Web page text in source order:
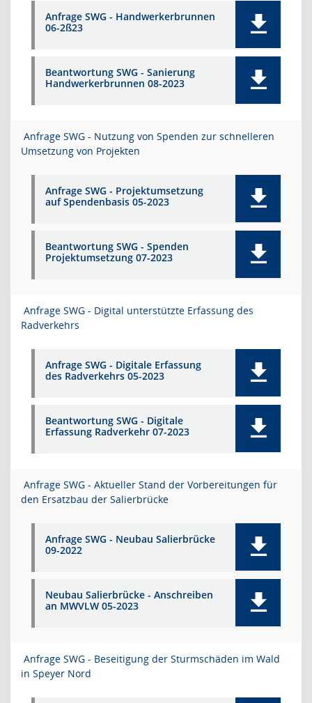
Anfrage SWG - Handwerkerbrunnen
06-2ß23
Beantwortung SWG - Sanierung
Handwerkerbrunnen 08-2023
Anfrage SWG - Nutzung von Spenden zur schnelleren
Umsetzung von Projekten
Anfrage SWG - Projektumsetzung
auf Spendenbasis 05-2023
Beantwortung SWG - Spenden
Projektumsetzung 07-2023
Anfrage SWG - Digital unterstützte Erfassung des
Radverkehrs
Anfrage SWG - Digitale Erfassung
des Radverkehrs 05-2023
Beantwortung SWG - Digitale
Erfassung Radverkehr 07-2023
Anfrage SWG - Aktueller Stand der Vorbereitungen für
den Ersatzbau der Salierbrücke
Anfrage SWG - Neubau Salierbrücke
09-2022
Neubau Salierbrücke - Anschreiben
an MWVLW 05-2023
Anfrage SWG - Beseitigung der Sturmschäden im Wald
in Speyer Nord